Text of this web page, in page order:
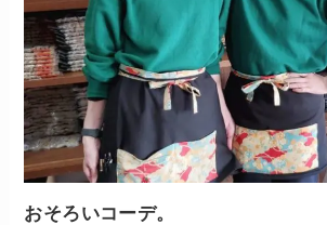
おそろいコーデ。